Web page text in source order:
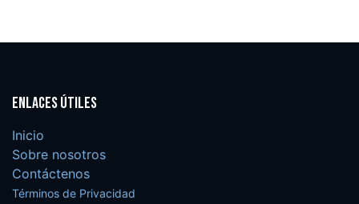
Enlaces útiles
Inicio
Sobre nosotros
Contáctenos
Términos de Privacidad